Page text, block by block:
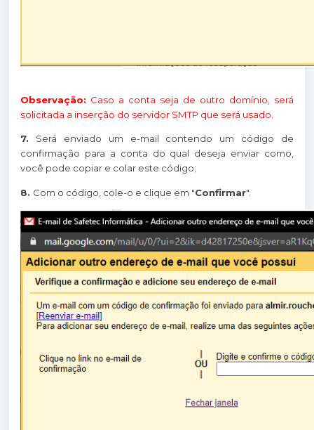
Observação: Caso a conta seja de outro domínio, será
solicitada a inserção do servidor SMTP que será usado.
7. Será enviado um e-mail contendo um código de
confirmação para a conta do qual deseja enviar como,
você pode copiar e colar este código;
8. Com o código, cole-o e clique em "Confirmar".